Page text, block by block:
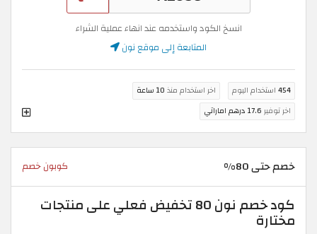
انسخ الكود واستخدمه عند انهاء عملية الشراء
المتابعة إلى موقع نون
454 استخدام اليوم اخر استخدام منذ 10 ساعة
اخر توفير 17.6 درهم اماراتي
خصم حتى 80% كوبون خصم
كود خصم نون 80 تخفيض فعلي على منتجات
مختارة